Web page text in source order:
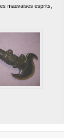
mauvaises esprits,